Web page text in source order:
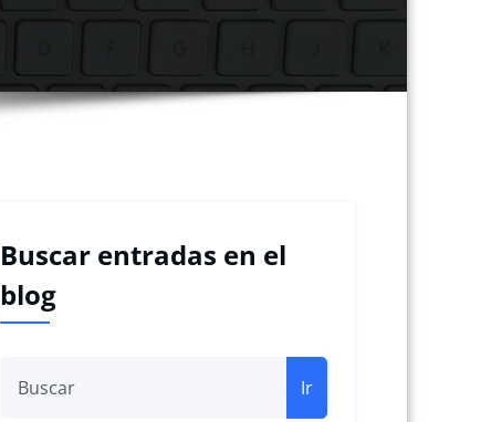
Buscar entradas en el
blog
Ir